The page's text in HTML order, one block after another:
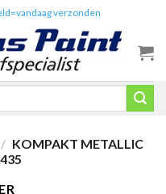
verzonden
/ KOMPAKT METALLIC